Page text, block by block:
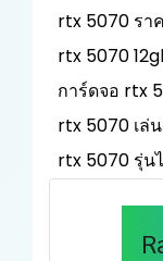
rtx 5070 รา
rtx 5070
การ์ดจอ rtx
rtx 5070 เล่
rtx 5070 รุ่น